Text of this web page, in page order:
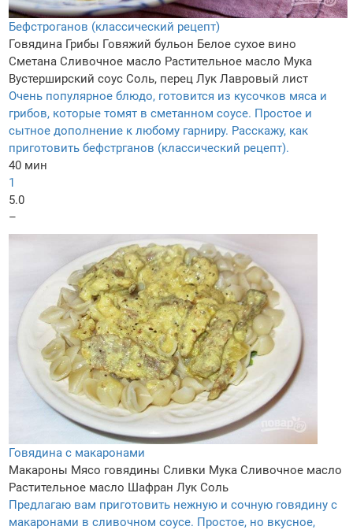
Бефстроганов (классический рецепт)
Говядина Грибы Говяжий бульон Белое сухое вино
Сметана Сливочное масло Растительное масло Мука
Вустерширский соус Соль, перец Лук Лавровый лист
Очень популярное блюдо, готовится из кусочков мяса и
грибов, которые томят в сметанном соусе. Простое и
сытное дополнение к любому гарниру. Расскажу, как
приготовить бефстрганов (классический рецепт).
40 мин
1
5.0
–
Говядина с макаронами
Макароны Мясо говядины Сливки Мука Сливочное масло
Растительное масло Шафран Лук Соль
Предлагаю вам приготовить нежную и сочную говядину с
макаронами в сливочном соусе. Простое, но вкусное,